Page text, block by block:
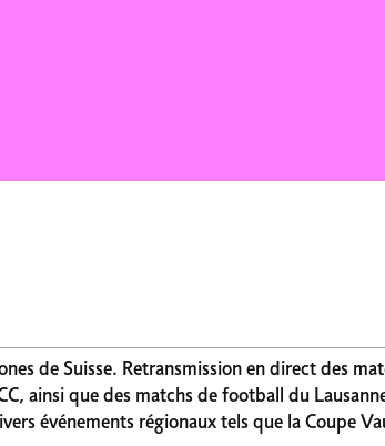
de Suisse. Retransmission en direct des
ainsi que des matchs de football du
événements régionaux tels que la Coupe